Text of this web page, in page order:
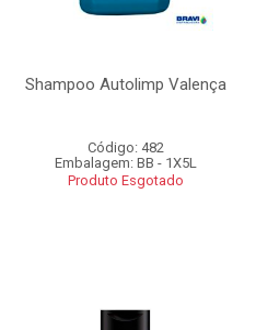
Shampoo Autolimp Valença
Código: 482
Embalagem: BB - 1X5L
Produto Esgotado